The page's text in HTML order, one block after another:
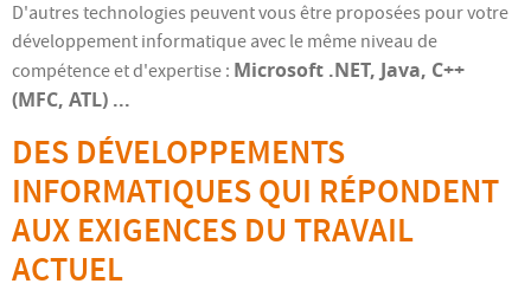
D'autres technologies peuvent vous être proposées pour votre
développement informatique avec le même niveau de
compétence et d'expertise : Microsoft .NET, Java, C++
(MFC, ATL) ...
DES DÉVELOPPEMENTS
INFORMATIQUES QUI RÉPONDENT
AUX EXIGENCES DU TRAVAIL
ACTUEL